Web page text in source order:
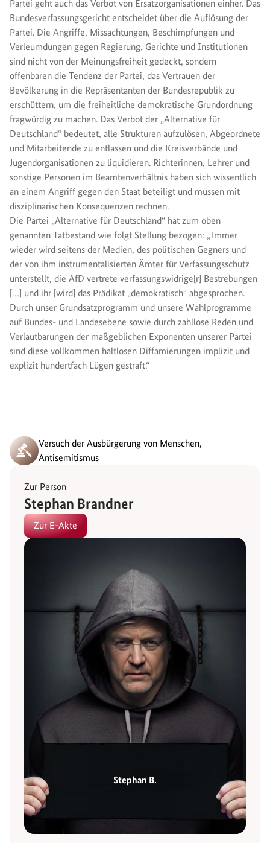
Partei geht auch das Verbot von Ersatzorganisationen einher. Das
Bundesverfassungsgericht entscheidet über die Auflösung der
Partei. Die Angriffe, Missachtungen, Beschimpfungen und
Verleumdungen gegen Regierung, Gerichte und Institutionen
sind nicht von der Meinungsfreiheit gedeckt, sondern
offenbaren die Tendenz der Partei, das Vertrauen der
Bevölkerung in die Repräsentanten der Bundesrepublik zu
erschüttern, um die freiheitliche demokratische Grundordnung
fragwürdig zu machen. Das Verbot der „Alternative für
Deutschland“ bedeutet, alle Strukturen aufzulösen, Abgeordnete
und Mitarbeitende zu entlassen und die Kreisverbände und
Jugendorganisationen zu liquidieren. Richterinnen, Lehrer und
sonstige Personen im Beamtenverhältnis haben sich wissentlich
an einem Angriff gegen den Staat beteiligt und müssen mit
disziplinarischen Konsequenzen rechnen.
Die Partei „Alternative für Deutschland“ hat zum oben
genannten Tatbestand wie folgt Stellung bezogen: „Immer
wieder wird seitens der Medien, des politischen Gegners und
der von ihm instrumentalisierten Ämter für Verfassungsschutz
unterstellt, die AfD vertrete verfassungswidrige[r] Bestrebungen
[…] und ihr [wird] das Prädikat „demokratisch“ abgesprochen.
Durch unser Grundsatzprogramm und unsere Wahlprogramme
auf Bundes- und Landesebene sowie durch zahllose Reden und
Verlautbarungen der maßgeblichen Exponenten unserer Partei
sind diese vollkommen haltlosen Diffamierungen implizit und
explizit hundertfach Lügen gestraft.“
Versuch der Ausbürgerung von Menschen,
Antisemitismus
Zur Person
Stephan Brandner
Zur E-Akte
Stephan B.